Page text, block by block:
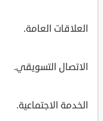
العلاقات العامة.
الاتصال التسويقي.
الخدمة الاجتماعية.